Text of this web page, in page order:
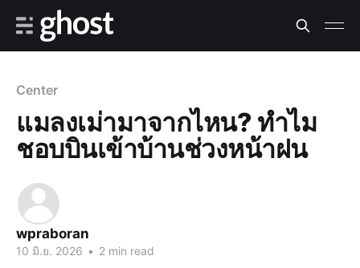
Center
แมลงเม่ามาจากไหน? ทำไม
ชอบบินเข้าบ้านช่วงหน้าฝน
wpraboran
10 มิ.ย. 2026 • 2 min read